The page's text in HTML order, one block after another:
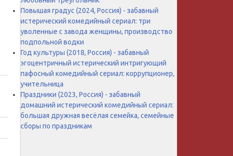
Повышая градус (2024, Россия) - забавный
истерический комедийный сериал: три
уволенные с завода женщины, производство
подпольной водки
Год культуры (2018, Россия) - забавный
эгоцентричный истерический интригующий
пафосный комедийный сериал: коррупционер,
учительница
Праздники (2023, Россия) - забавный
домашний истерический комедийный сериал:
большая дружная весёлая семейка, семейные
сборы по праздникам